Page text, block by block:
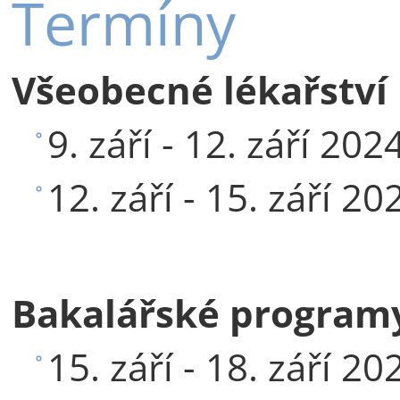
Termíny
Všeobecné lékařství
9. září - 12. září
12. září - 15. září
Bakalářské
15. září - 18. září